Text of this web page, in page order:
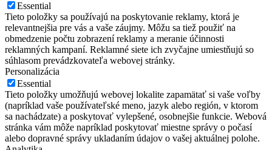
Essential
Tieto položky sa používajú na poskytovanie reklamy, ktorá je
relevantnejšia pre vás a vaše záujmy. Môžu sa tiež použiť na
obmedzenie počtu zobrazení reklamy a meranie účinnosti
reklamných kampaní. Reklamné siete ich zvyčajne umiestňujú so
súhlasom prevádzkovateľa webovej stránky.
Personalizácia
Essential
Tieto položky umožňujú webovej lokalite zapamätať si vaše voľby
(napríklad vaše používateľské meno, jazyk alebo región, v ktorom
sa nachádzate) a poskytovať vylepšené, osobnejšie funkcie. Webová
stránka vám môže napríklad poskytovať miestne správy o počasí
alebo dopravné správy ukladaním údajov o vašej aktuálnej polohe.